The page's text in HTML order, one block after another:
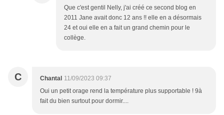
Que c'est gentil Nelly, j'ai créé ce second blog en
2011 Jane avait donc 12 ans !! elle en a désormais
24 et oui elle en a fait un grand chemin pour le
collège.
C Chantal 11/09/2023 09:37
Oui un petit orage rend la température plus supportable ! 9à
fait du bien surtout pour dormir....